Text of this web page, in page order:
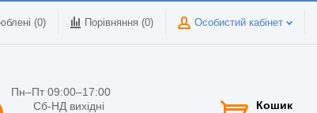
(0) Порівняння (0) Особистий кабінет
Пн–Пт 09:00–17:00
Сб-НД вихідні
Кошик